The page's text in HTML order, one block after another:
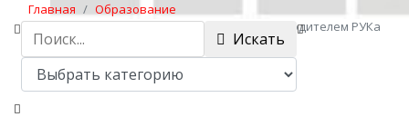
Главная
Образование
Виктор Азаров встретился с новым руководителем РУКа
Искать